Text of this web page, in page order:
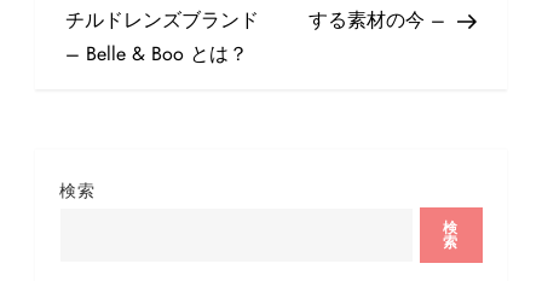
ナ
ビ
ョ
チルドレンズブランド
– Belle & Boo とは？
する素材の今 –
検索
検
索